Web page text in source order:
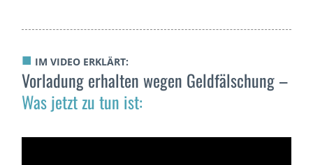
■ IM VIDEO ERKLÄRT:
Vorladung erhalten wegen Geldfälschung –
Was jetzt zu tun ist: